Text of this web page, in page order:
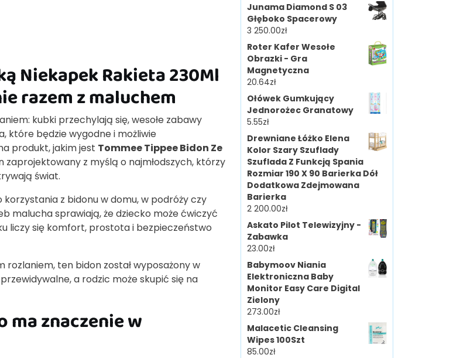
Niekapek Rakieta 230Ml
razem z maluchem
kubki przechylają się, wesołe zabawy
które będzie wygodne i możliwie
produkt, jakim jest Tommee Tippee Bidon Ze
zaprojektowany z myślą o najmłodszych, którzy
świat.
z bidonu w domu, w podróży czy
malucha sprawiają, że dziecko może ćwiczyć
liczy się komfort, prostota i bezpieczeństwo
ten bidon został wyposażony w
a rodzic może skupić się na
ma znaczenie w
Junama Diamond S 03
Głęboko Spacerowy
3 250.00zł
Roter Kafer Wesołe
Obrazki - Gra
Magnetyczna
20.64zł
Ołówek Gumkujący
Jednorożec Granatowy
5.55zł
Drewniane Łóżko Elena
Kolor Szary Szuflady
Szuflada Z Funkcją Spania
Rozmiar 190 X 90 Barierka Dół
Dodatkowa Zdejmowana
Barierka
2 200.00zł
Askato Pilot Telewizyjny -
Zabawka
23.00zł
Babymoov Niania
Elektroniczna Baby
Monitor Easy Care Digital
Zielony
273.00zł
Malacetic Cleansing
Wipes 100Szt
85.00zł